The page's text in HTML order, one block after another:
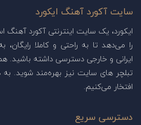
سایت آکورد آهنگ ایکورد
ایکورد، یک سایت اینترنتی آکورد
را می‌دهد تا به راحتی و کاملا
ایرانی و خارجی دسترسی داشته باشید.
تبلچر های سایت نیز بهره‌مند شوید.
افتخار می‌کنیم.
دسترسی سریع